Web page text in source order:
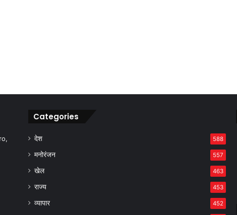
Categories
देश 588
मनोरंजन 557
खेल 463
राज्य 453
व्यापार 452